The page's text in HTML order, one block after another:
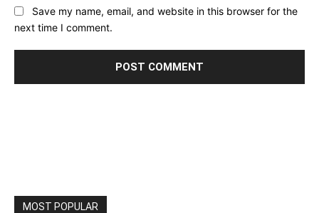
Save my name, email, and website in this browser for the
next time I comment.
MOST POPULAR